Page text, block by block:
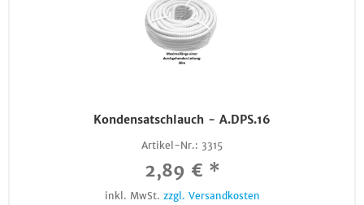
Kondensatschlauch - A.DPS.16
Artikel-Nr.: 3315
2,89 € *
inkl. MwSt. zzgl. Versandkosten